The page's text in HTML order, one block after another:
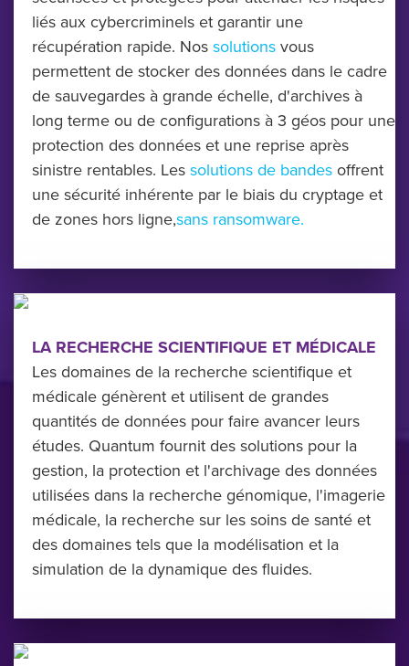
liés aux cybercriminels et garantir une
récupération rapide. Nossolutionsvous
permettent de stocker des données dans le cadre
de sauvegardes à grande échelle, d'archives à
long terme ou de configurations à 3 géos pour une
protection des données et une reprise après
sinistre rentables. Lessolutions de bandesoffrent
une sécurité inhérente par le biais du cryptage et
de zones hors ligne,sans ransomware.
LA RECHERCHE SCIENTIFIQUE ET MÉDICALE
Les domaines de la recherche scientifique et
médicale génèrent et utilisent de grandes
quantités de données pour faire avancer leurs
études. Quantum fournit des solutions pour la
gestion, la protection et l'archivage des données
utilisées dans la recherche génomique, l'imagerie
médicale, la recherche sur les soins de santé et
des domaines tels que la modélisation et la
simulation de la dynamique des fluides.